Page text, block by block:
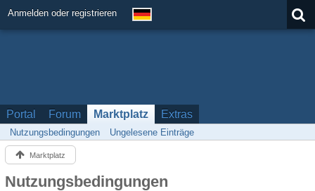
Anmelden oder registrieren
Portal Forum Marktplatz Extras
Nutzungsbedingungen Ungelesene Einträge
Marktplatz
Nutzungsbedingungen